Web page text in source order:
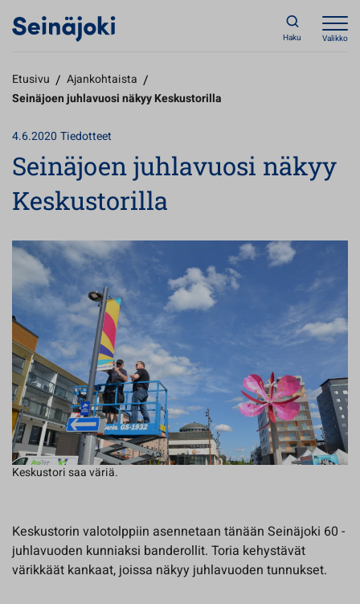
Haku Valikko
Etusivu / Ajankohtaista /
Seinäjoen juhlavuosi näkyy Keskustorilla
4.6.2020 Tiedotteet
Seinäjoen juhlavuosi näkyy
Keskustorilla
Keskustori saa väriä.
Keskustorin valotolppiin asennetaan tänään Seinäjoki 60 -
juhlavuoden kunniaksi banderollit. Toria kehystävät
värikkäät kankaat, joissa näkyy juhlavuoden tunnukset.